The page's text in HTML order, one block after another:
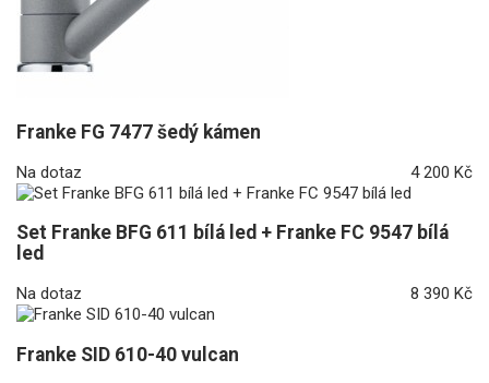
Franke FG 7477 šedý kámen
Na dotaz 4 200 Kč
Set Franke BFG 611 bílá led + Franke FC 9547 bílá
led
Na dotaz 8 390 Kč
Franke SID 610-40 vulcan